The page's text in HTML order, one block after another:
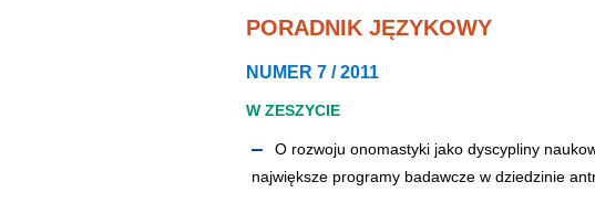
PORADNIK JĘZYKOWY
NUMER 7 / 2011
W ZESZYCIE
O rozwoju onomastyki jako dyscypliny
największe programy badawcze w dziedzinie